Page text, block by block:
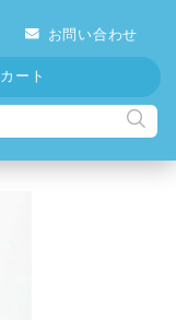
お問い合わせ
カート